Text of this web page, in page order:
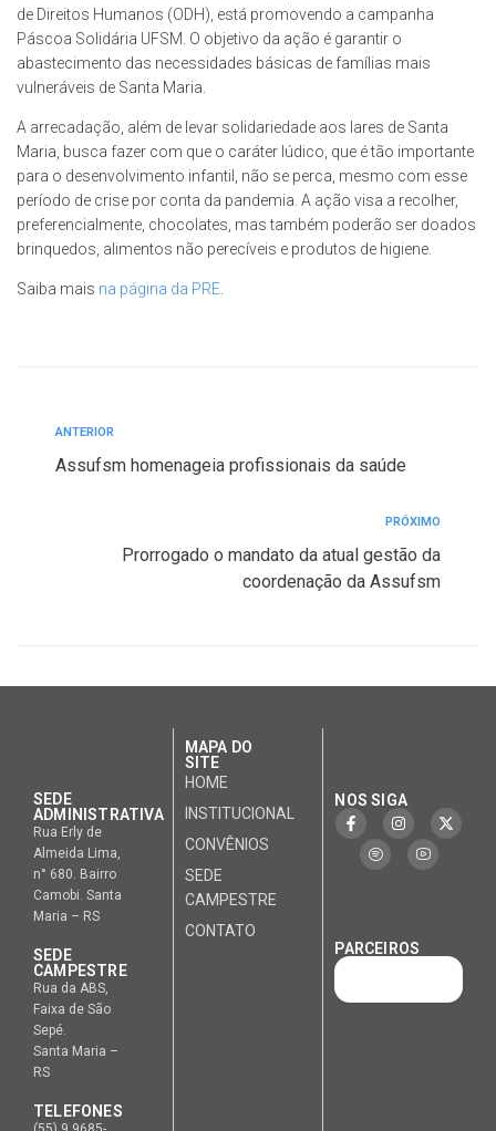
de Direitos Humanos (ODH), está promovendo a campanha
Páscoa Solidária UFSM. O objetivo da ação é garantir o
abastecimento das necessidades básicas de famílias mais
vulneráveis de Santa Maria.
A arrecadação, além de levar solidariedade aos lares de Santa
Maria, busca fazer com que o caráter lúdico, que é tão importante
para o desenvolvimento infantil, não se perca, mesmo com esse
período de crise por conta da pandemia. A ação visa a recolher,
preferencialmente, chocolates, mas também poderão ser doados
brinquedos, alimentos não perecíveis e produtos de higiene.
Saiba mais na página da PRE
ANTERIOR
Assufsm homenageia profissionais da saúde
PRÓXIMO
Prorrogado o mandato da atual gestão da
coordenação da Assufsm
SEDE
ADMINISTRATIVA
Rua Erly de
Almeida Lima,
n° 680. Bairro
Camobi. Santa
Maria – RS
SEDE
CAMPESTRE
Rua da ABS,
Faixa de São
Sepé.
Santa Maria –
RS
TELEFONES
MAPA DO
SITE
HOME
INSTITUCIONAL
CONVÊNIOS
SEDE
CAMPESTRE
CONTATO
NOS SIGA
PARCEIROS